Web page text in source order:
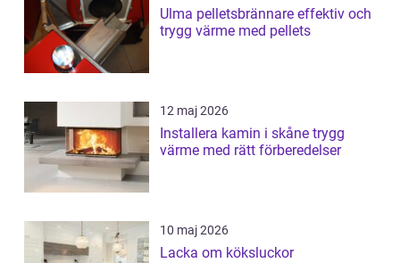
Ulma pelletsbrännare effektiv och
trygg värme med pellets
12 maj 2026
Installera kamin i skåne trygg
värme med rätt förberedelser
10 maj 2026
Lacka om köksluckor